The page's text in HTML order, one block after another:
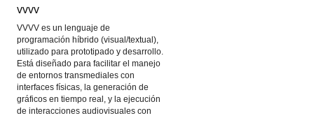
vvvv
VVVV es un lenguaje de
programación híbrido (visual/textual),
utilizado para prototipado y desarrollo.
Está diseñado para facilitar el manejo
de entornos transmediales con
interfaces físicas, la generación de
gráficos en tiempo real, y la ejecución
de interacciones audiovisuales con
vvvv